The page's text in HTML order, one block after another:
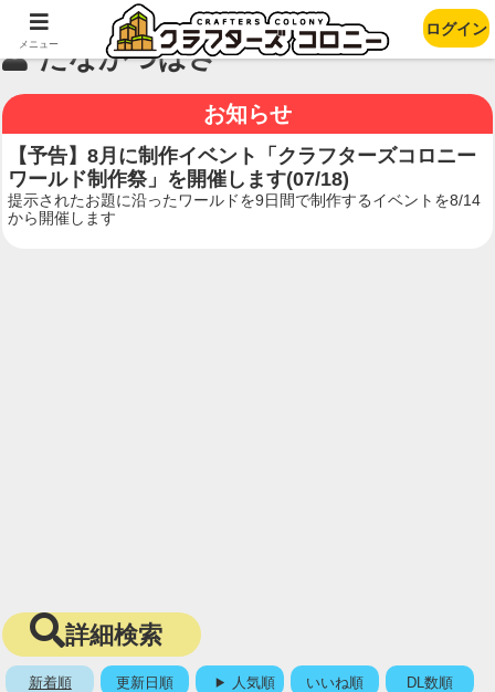
たなかつぱさ
お知らせ
【予告】8月に制作イベント「クラフターズコロニー
ワールド制作祭」を開催します(07/18)
提示されたお題に沿ったワールドを9日間で制作するイベントを8/14
から開催します
詳細検索
新着順 更新日順 人気順 いいね順 DL数順
メニュー
ログイン